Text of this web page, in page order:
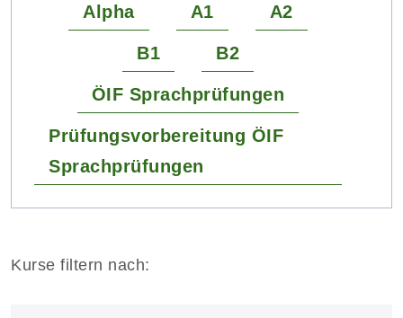
Alpha A1 A2
B1 B2
ÖIF Sprachprüfungen
Prüfungsvorbereitung ÖIF
Sprachprüfungen
Kurse filtern nach: